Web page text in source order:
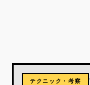
テクニック・考察